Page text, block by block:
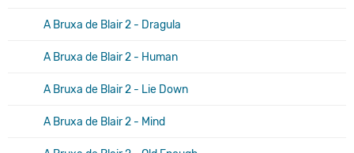
A Bruxa de Blair 2 - Dragula
A Bruxa de Blair 2 - Human
A Bruxa de Blair 2 - Lie Down
A Bruxa de Blair 2 - Mind